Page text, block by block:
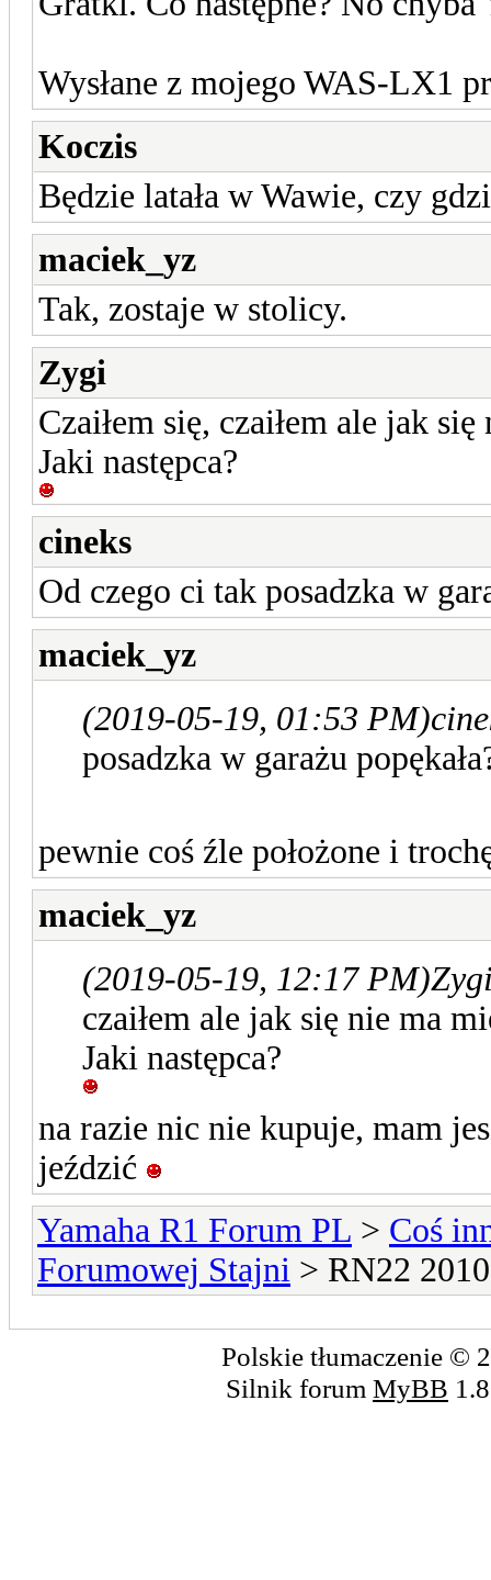
Wysłane z mojego WAS-LX1
Koczis
Będzie latała w Wawie, czy
maciek_yz
Tak, zostaje w stolicy.
Zygi
Czaiłem się, czaiłem ale jak
Jaki następca?
cineks
Od czego ci tak posadzka w
maciek_yz
(2019-05-19, 01:53 PM)
posadzka w garażu
pewnie coś źle położone i
maciek_yz
(2019-05-19, 12:17 PM)
czaiłem ale jak się nie ma
Jaki następca?
na razie nic nie kupuje, mam
jeździć
Yamaha R1 Forum PL > Coś
Forumowej Stajni > RN22
Polskie tłumaczenie ©
Silnik forum MyBB